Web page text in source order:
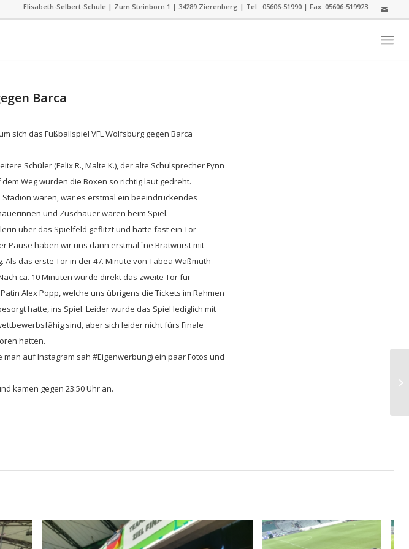
Elisabeth-Selbert-Schule | Zum Steinborn 1 | 34289 Zierenberg | Tel.: 05606-51990 | Fax: 05606-519923
Barca
sich das Fußballspiel VFL Wolfsburg gegen Barca
Schüler (Felix R., Malte K.), der alte Schulsprecher Fynn
Weg wurden die Boxen so richtig laut gedreht.
waren, war es erstmal ein beeindruckendes
und Zuschauer waren beim Spiel.
über das Spielfeld geflitzt und hätte fast ein Tor
Pause haben wir uns dann erstmal `ne Bratwurst mit
das erste Tor in der 47. Minute von Tabea Waßmuth
ca. 10 Minuten wurde direkt das zweite Tor für
Alex Popp, welche uns übrigens die Tickets im Rahmen
hatte, ins Spiel. Leider wurde das Spiel lediglich mit
sind, aber sich leider nicht fürs Finale
hatten.
auf Instagram sah #Eigenwerbung) ein paar Fotos und
kamen gegen 23:50 Uhr an.